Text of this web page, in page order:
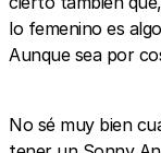
lo femenino es
Aunque sea por
No sé muy bien